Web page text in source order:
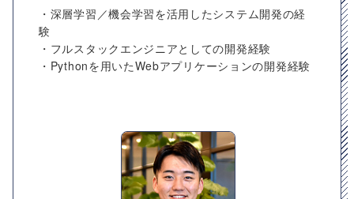
・深層学習／機会学習を活用したシステム開発の経
験
・フルスタックエンジニアとしての開発経験
・Pythonを用いたWebアプリケーションの開発経験